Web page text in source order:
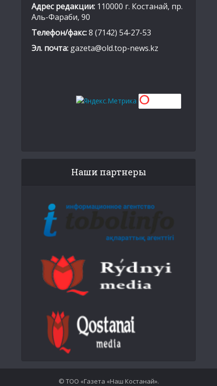
Адрес редакции: 110000 г. Костанай, пр.
Аль-Фараби, 90
Телефон/факс:8 (7142) 54-27-53
Эл. почта: gazeta@old.top-news.kz
Наши партнеры
© ТОО «Газета «Наш Костанай».